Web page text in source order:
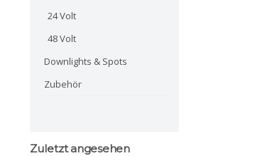
24 Volt
48 Volt
Downlights & Spots
Zubehör
Zuletzt angesehen